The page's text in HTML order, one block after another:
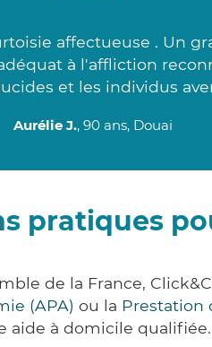
affectueuse . Un
à l'affliction
et les individus
Aurélie J., 90 ans, Douai
pratiques
de la France,
(APA) ou la Prestation
aide à domicile qualifiée.